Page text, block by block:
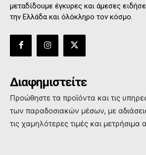
μεταδίδουμε έγκυρες και άμεσες
την Ελλάδα και όλόκληρο τον κόσμο.
Διαφημιστείτε
Προώθηστε τα προϊόντα και τις
των παραδοσιακών μέσων, με
τις χαμηλότερες τιμές και μετρήσιμα